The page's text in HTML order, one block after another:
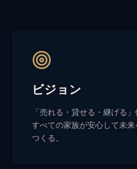
ビジョン
「売れる・貸せる・継げる」
すべての家族が安心して未
つくる。